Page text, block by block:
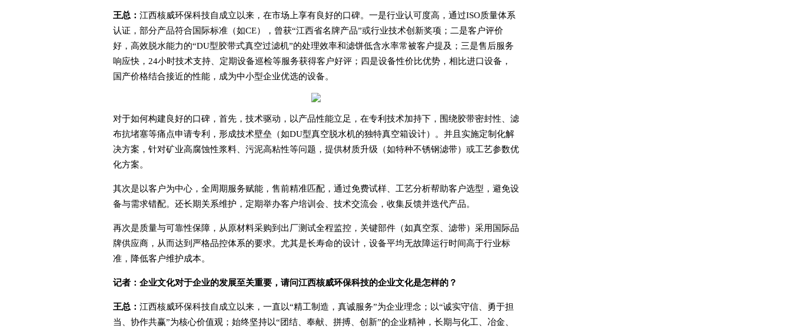
王总： 江西核威环保科技自成立以来，在市场上享有良好的口碑。一是行业认可度高，通过ISO质量体系
认证，部分产品符合国际标准（如CE），曾获“江西省名牌产品”或行业技术创新奖项；二是客户评价
好，高效脱水能力的“DU型胶带式真空过滤机”的处理效率和滤饼低含水率常被客户提及；三是售后服务
响应快，24小时技术支持、定期设备巡检等服务获得客户好评；四是设备性价比优势，相比进口设备，
国产价格结合接近的性能，成为中小型企业优选的设备。
对于如何构建良好的口碑，首先，技术驱动，以产品性能立足，在专利技术加持下，围绕胶带密封性、滤
布抗堵塞等痛点申请专利，形成技术壁垒（如DU型真空脱水机的独特真空箱设计）。并且实施定制化解
决方案，针对矿业高腐蚀性浆料、污泥高粘性等问题，提供材质升级（如特种不锈钢滤带）或工艺参数优
化方案。
其次是以客户为中心，全周期服务赋能，售前精准匹配，通过免费试样、工艺分析帮助客户选型，避免设
备与需求错配。还长期关系维护，定期举办客户培训会、技术交流会，收集反馈并迭代产品。
再次是质量与可靠性保障，从原材料采购到出厂测试全程监控，关键部件（如真空泵、滤带）采用国际品
牌供应商，从而达到严格品控体系的要求。尤其是长寿命的设计，设备平均无故障运行时间高于行业标
准，降低客户维护成本。
记者： 企业文化对于企业的发展至关重要，请问江西核威环保科技的企业文化是怎样的？
王总： 江西核威环保科技自成立以来，一直以“精工制造，真诚服务”为企业理念；以“诚实守信、勇于担
当、协作共赢”为核心价值观；始终坚持以“团结、奉献、拼搏、创新”的企业精神，长期与化工、冶金、